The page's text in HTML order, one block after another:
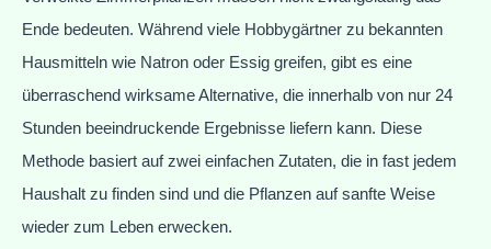
Ende bedeuten. Während viele Hobbygärtner zu bekannten
Hausmitteln wie Natron oder Essig greifen, gibt es eine
überraschend wirksame Alternative, die innerhalb von nur 24
Stunden beeindruckende Ergebnisse liefern kann. Diese
Methode basiert auf zwei einfachen Zutaten, die in fast jedem
Haushalt zu finden sind und die Pflanzen auf sanfte Weise
wieder zum Leben erwecken.